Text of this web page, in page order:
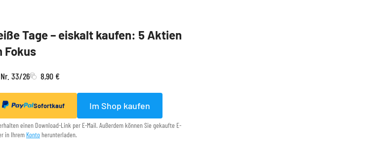
Tage – eiskalt kaufen: 5 Aktien
Fokus
Nr. 33/26 8,90 €
Sofortkauf Im Shop kaufen
einen Download-Link per E-Mail. Außerdem können Sie gekaufte E-
in Ihrem Konto herunterladen.